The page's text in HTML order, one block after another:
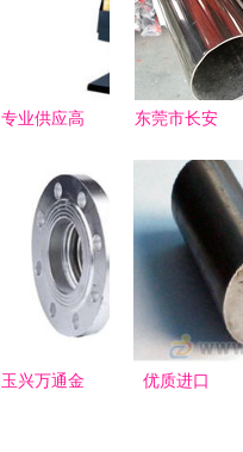
专业供应高
料架 厂家
直销，品效
兼优
东莞市长安
料销售部
专注高品质
特种钢铁材
料，赋能工
业升级
玉兴万通金
优质进口